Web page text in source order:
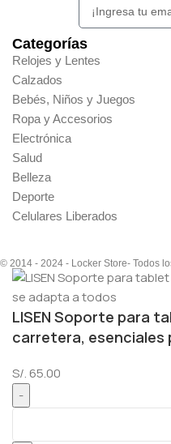
Categorías
Relojes y Lentes
Calzados
Bebés, Niños y Juegos
Ropa y Accesorios
Electrónica
Salud
Belleza
Deporte
Celulares Liberados
© 2014 - 2024 - Locker Store- Todos
LISEN Soporte para
carretera, esenciales
S/.65.00